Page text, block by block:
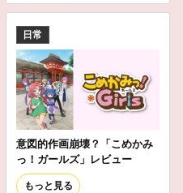
日常
意図的作画崩壊？「こめかみ
っ！ガールズ」レビュー
もっと見る